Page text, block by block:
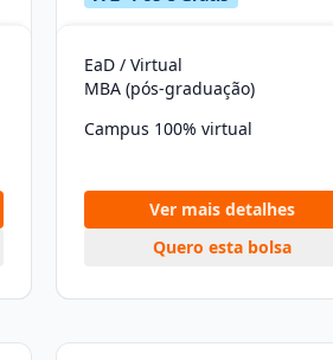
EaD / Virtual
MBA (pós-graduação)
Campus 100% virtual
Ver mais detalhes
Quero esta bolsa